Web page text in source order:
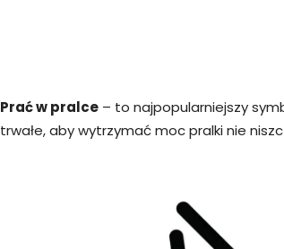
Prać w pralce – to najpopularniejszy
trwałe, aby wytrzymać moc pralki nie